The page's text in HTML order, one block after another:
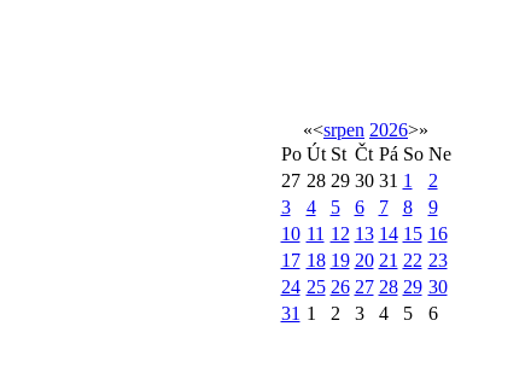
«<srpen 2026>»
Po Út St Čt Pá So Ne
27 28 29 30 31 1
2
3
4 5 6 7 8
9
10 11 12 13 14 15 16
17 18 19 20 21 22 23
24 25 26 27 28 29 30
31 1 2 3 4 5 6